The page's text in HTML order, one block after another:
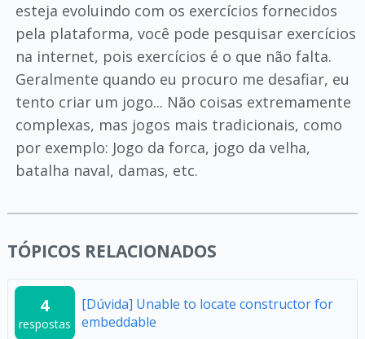
esteja evoluindo com os exercícios fornecidos
pela plataforma, você pode pesquisar exercícios
na internet, pois exercícios é o que não falta.
Geralmente quando eu procuro me desafiar, eu
tento criar um jogo... Não coisas extremamente
complexas, mas jogos mais tradicionais, como
por exemplo: Jogo da forca, jogo da velha,
batalha naval, damas, etc.
TÓPICOS RELACIONADOS
4
respostas
[Dúvida] Unable to locate constructor for
embeddable